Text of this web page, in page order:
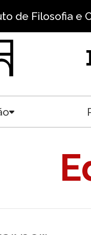
de Filosofia e